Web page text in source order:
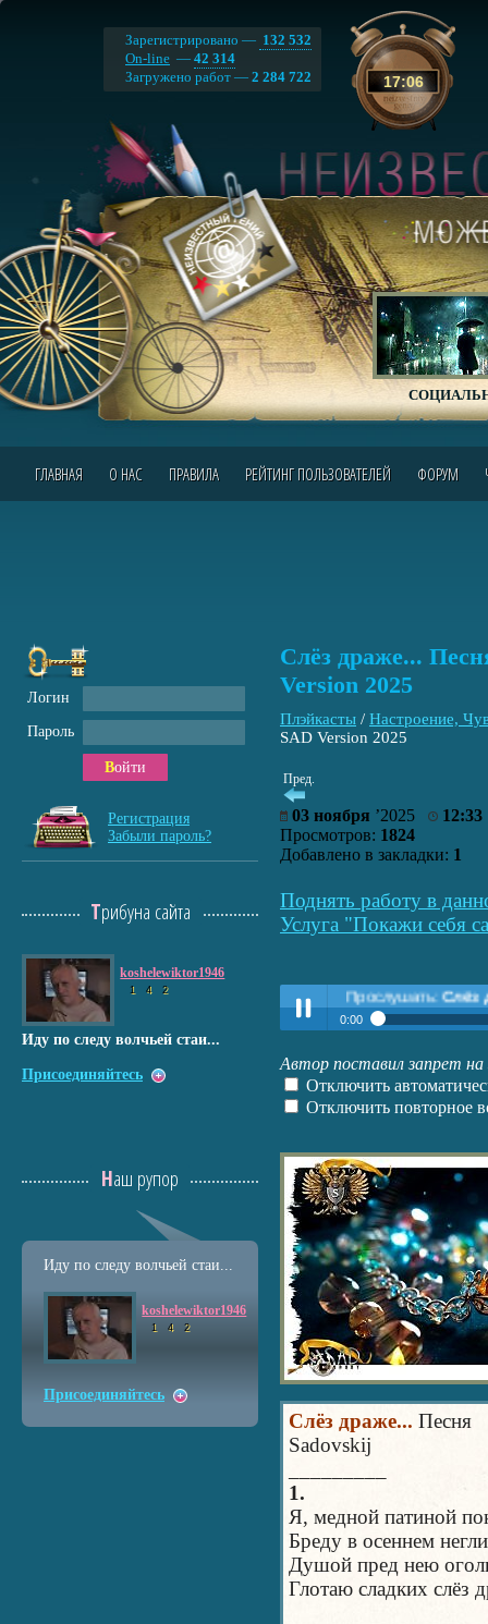
17:06
Зарегистрировано — 132 532
On-line — 42 314
Загружено работ — 2 284 722
ГЛАВНАЯ О НАС ПРАВИЛА РЕЙТИНГ ПОЛЬЗОВАТЕЛЕЙ ФОРУМ
Слёз драже...
Version 2025
Плэйкасты / Настроение,
SAD Version 2025
Пред.
03 ноября ’2025
12:33
Просмотров: 1824
Добавлено в закладки: 1
Поднять работу в
Услуга "Покажи себя
Play /
pause
Прослушать: Слёз драже...
0:00
Автор поставил запрет на
Отключить
Отключить повторное
Слёз драже... Песня
Sadovskij
1.
Я, медной патиной
Бреду в осеннем
Душой пред нею
Глотаю сладких слёз
Логин
Пароль
Войти
Регистрация
Забыли пароль?
Трибуна сайта
koshelewiktor1946
1 4 2
Иду по следу волчьей стаи...
Присоединяйтесь
Наш рупор
Иду по следу волчьей стаи...
koshelewiktor1946
1 4 2
Присоединяйтесь